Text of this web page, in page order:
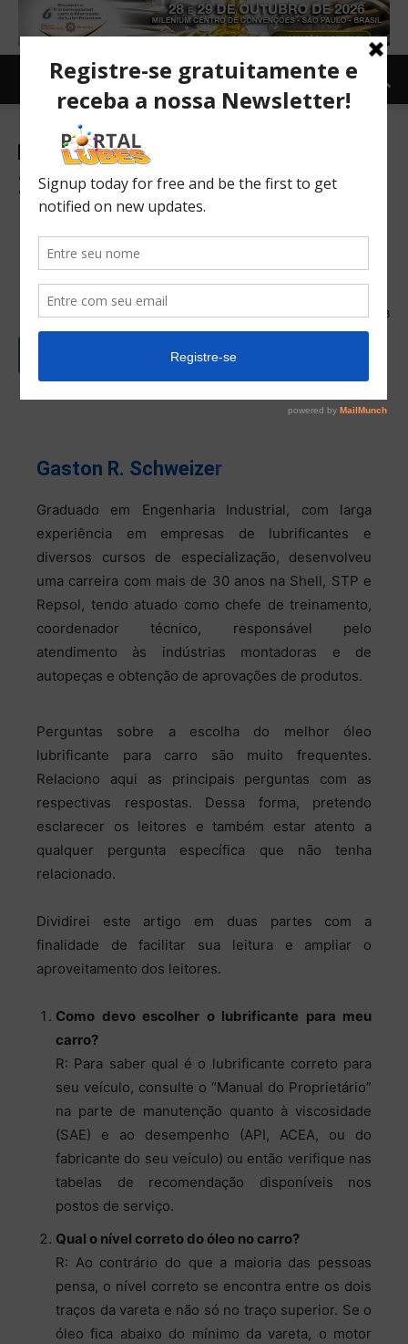
Gaston Schweizer
20 Perguntas e Respostas
mais Frequentes sobre
lubrificantes automotivos –
1ª Parte
26/09/2016 7463
Gaston R. Schweizer
Graduado em Engenharia Industrial, com larga
experiência em empresas de lubrificantes e
diversos cursos de especialização, desenvolveu
uma carreira com mais de 30 anos na Shell, STP e
Repsol, tendo atuado como chefe de treinamento,
coordenador técnico, responsável pelo
atendimento às indústrias montadoras e de
autopeças e obtenção de aprovações de produtos.
Perguntas sobre a escolha do melhor óleo
lubrificante para carro são muito frequentes.
Relaciono aqui as principais perguntas com as
respectivas respostas. Dessa forma, pretendo
esclarecer os leitores e também estar atento a
qualquer pergunta específica que não tenha
relacionado.
Dividirei este artigo em duas partes com a
finalidade de facilitar sua leitura e ampliar o
aproveitamento dos leitores.
Como devo escolher o lubrificante para meu
carro?
R: Para saber qual é o lubrificante correto para
seu veículo, consulte o “Manual do Proprietário”
na parte de manutenção quanto à viscosidade
(SAE) e ao desempenho (API, ACEA, ou do
fabricante do seu veículo) ou então verifique nas
tabelas de recomendação disponíveis nos
postos de serviço.
Qual o nível correto do óleo no carro?
R: Ao contrário do que a maioria das pessoas
pensa, o nível correto se encontra entre os dois
traços da vareta e não só no traço superior. Se o
óleo fica abaixo do mínimo da vareta, o motor